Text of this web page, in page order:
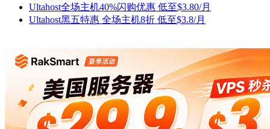
Ultahost全场主机40%闪购优惠 低至$3.80/月
Ultahost黑五特惠 全场主机8折 低至$3.8/月